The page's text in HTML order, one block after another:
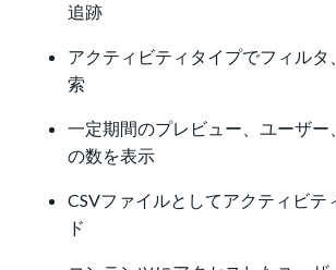
追跡
アクティビティタイプでフィルタ
索
一定期間のプレビュー、ユーザー
の数を表示
CSVファイルとしてアクティビテ
ド